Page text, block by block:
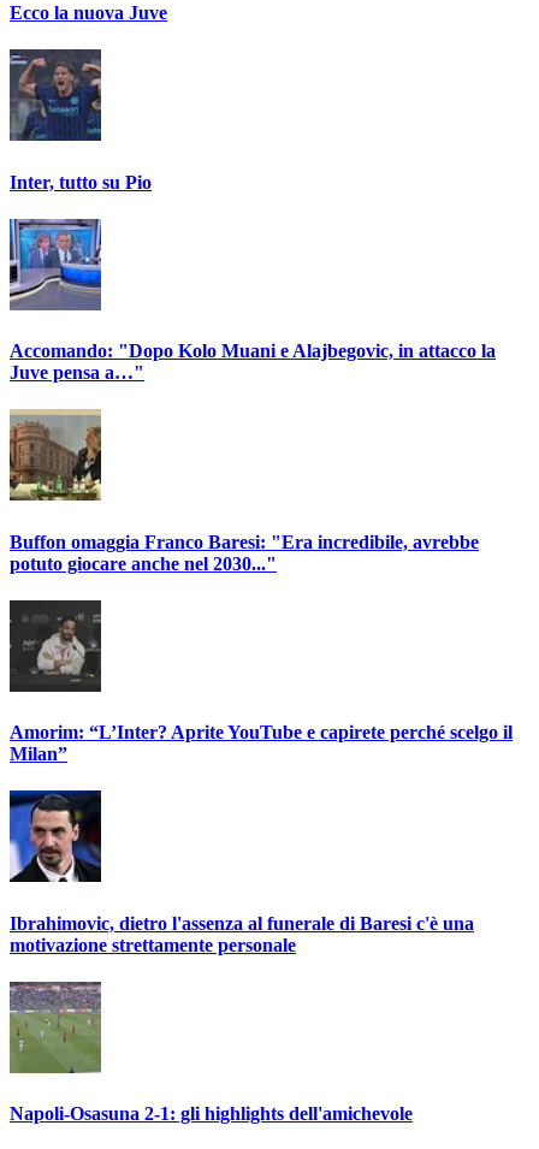
Ecco la nuova Juve
Inter, tutto su Pio
Accomando: "Dopo Kolo Muani e Alajbegovic, in attacco la
Juve pensa a…"
Buffon omaggia Franco Baresi: "Era incredibile, avrebbe
potuto giocare anche nel 2030..."
Amorim: “L’Inter? Aprite YouTube e capirete perché scelgo il
Milan”
Ibrahimovic, dietro l'assenza al funerale di Baresi c'è una
motivazione strettamente personale
Napoli-Osasuna 2-1: gli highlights dell'amichevole